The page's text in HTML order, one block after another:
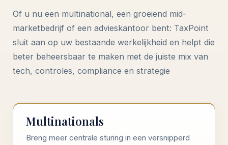
Of u nu een multinational, een groeiend mid-
marketbedrijf of een advieskantoor bent: TaxPoint
sluit aan op uw bestaande werkelijkheid en helpt die
beter beheersbaar te maken met de juiste mix van
tech, controles, compliance en strategie
Multinationals
Breng meer centrale sturing in een versnipperd